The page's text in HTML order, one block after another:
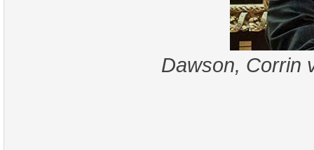
Dawson, Corrin